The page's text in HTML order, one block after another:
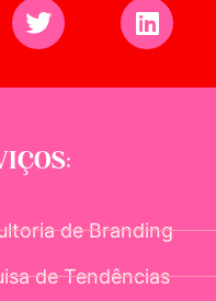
de Branding
de Tendências